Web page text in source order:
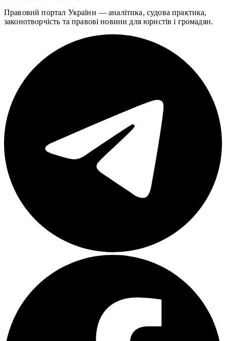
Правовий портал України — аналітика, судова практика,
законотворчість та правові новини для юристів і громадян.